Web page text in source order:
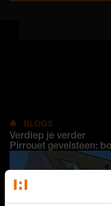
BLOGS
Verdiep je verder
Pirrouet gevelsteen: